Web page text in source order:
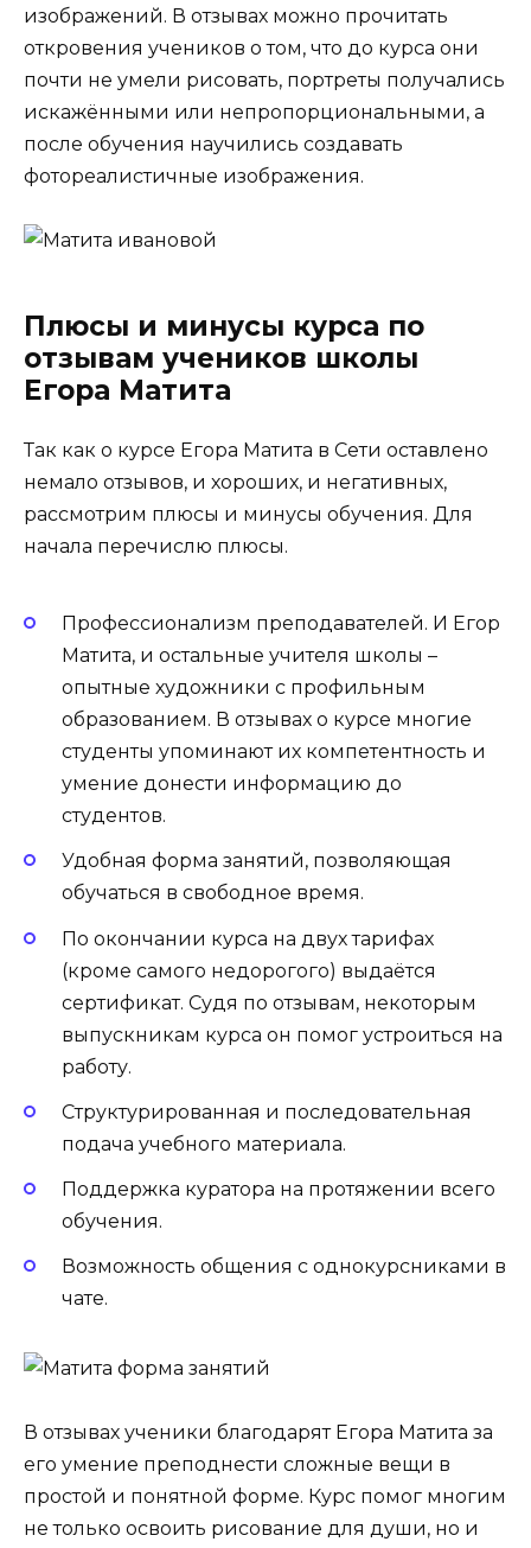
изображений. В отзывах можно прочитать
откровения учеников о том, что до курса они
почти не умели рисовать, портреты получались
искажёнными или непропорциональными, а
после обучения научились создавать
фотореалистичные изображения.
Плюсы и минусы курса по
отзывам учеников школы
Егора Матита
Так как о курсе Егора Матита в Сети оставлено
немало отзывов, и хороших, и негативных,
рассмотрим плюсы и минусы обучения. Для
начала перечислю плюсы.
Профессионализм преподавателей. И Егор
Матита, и остальные учителя школы –
опытные художники с профильным
образованием. В отзывах о курсе многие
студенты упоминают их компетентность и
умение донести информацию до
студентов.
Удобная форма занятий, позволяющая
обучаться в свободное время.
По окончании курса на двух тарифах
(кроме самого недорогого) выдаётся
сертификат. Судя по отзывам, некоторым
выпускникам курса он помог устроиться на
работу.
Структурированная и последовательная
подача учебного материала.
Поддержка куратора на протяжении всего
обучения.
Возможность общения с однокурсниками в
чате.
В отзывах ученики благодарят Егора Матита за
его умение преподнести сложные вещи в
простой и понятной форме. Курс помог многим
не только освоить рисование для души, но и